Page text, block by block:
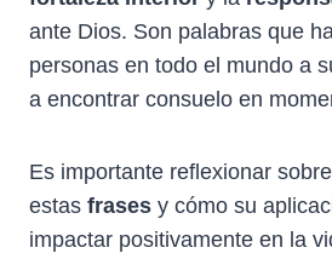
ante Dios. Son palabras que
personas en todo el mundo a
a encontrar consuelo en
Es importante reflexionar
estas frases y cómo su
impactar positivamente en la